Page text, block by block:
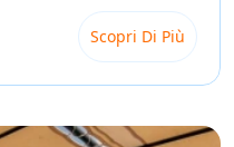
Scopri Di Più